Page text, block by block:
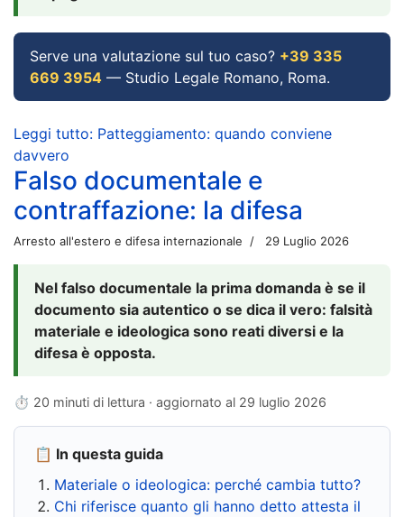
Serve una valutazione sul tuo caso? +39 335
669 3954 — Studio Legale Romano, Roma.
Leggi tutto: Patteggiamento: quando conviene
davvero
Falso documentale e
contraffazione: la difesa
Arresto all'estero e difesa internazionale 29 Luglio 2026
Nel falso documentale la prima domanda è se il
documento sia autentico o se dica il vero: falsità
materiale e ideologica sono reati diversi e la
difesa è opposta.
⏱ 20 minuti di lettura · aggiornato al 29 luglio 2026
📋 In questa guida
Materiale o ideologica: perché cambia tutto?
Chi riferisce quanto gli hanno detto attesta il